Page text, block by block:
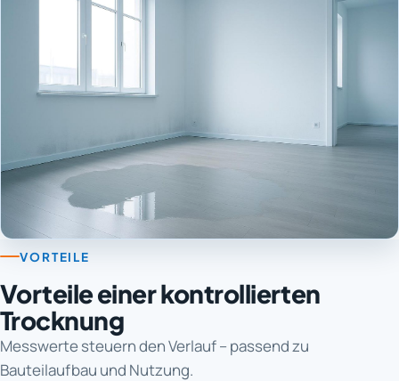
VORTEILE
Vorteile einer kontrollierten
Trocknung
Messwerte steuern den Verlauf – passend zu
Bauteilaufbau und Nutzung.